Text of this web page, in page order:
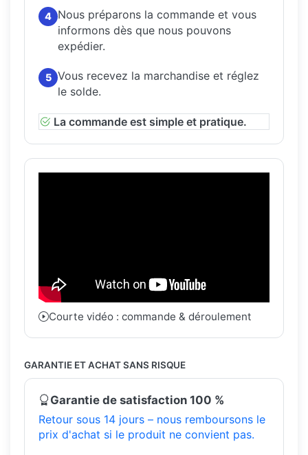
4 Nous préparons la commande et vous
informons dès que nous pouvons
expédier.
5 Vous recevez la marchandise et réglez
le solde.
La commande est simple et pratique.
Courte vidéo : commande & déroulement
GARANTIE ET ACHAT SANS RISQUE
Garantie de satisfaction 100 %
Retour sous 14 jours – nous remboursons le
prix d'achat si le produit ne convient pas.